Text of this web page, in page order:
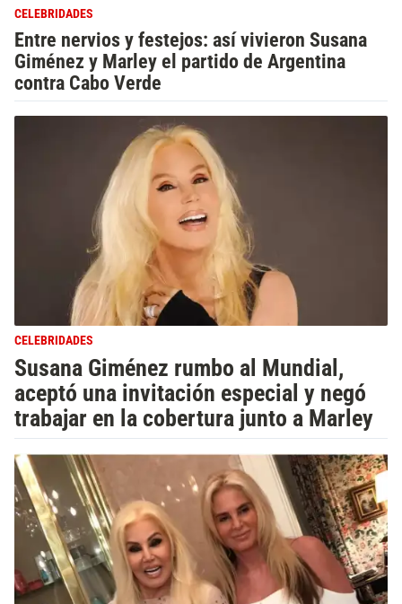
CELEBRIDADES
Entre nervios y festejos: así vivieron Susana
Giménez y Marley el partido de Argentina
contra Cabo Verde
CELEBRIDADES
Susana Giménez rumbo al Mundial,
aceptó una invitación especial y negó
trabajar en la cobertura junto a Marley